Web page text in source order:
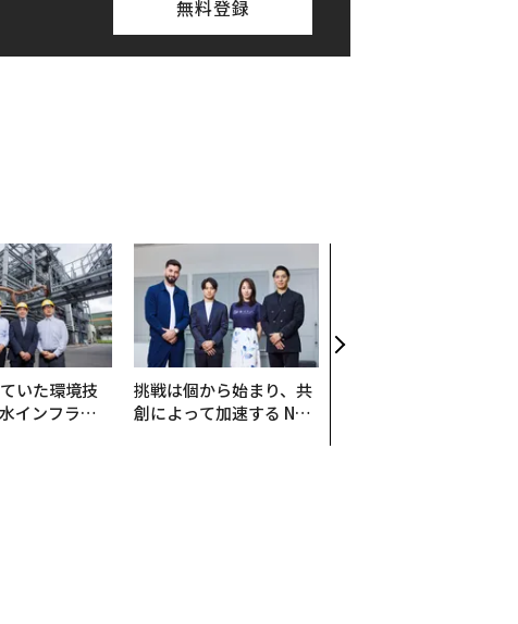
無料登録
いた環境技
インフラを
挑戦は個から始まり、共
創によって加速する NOR